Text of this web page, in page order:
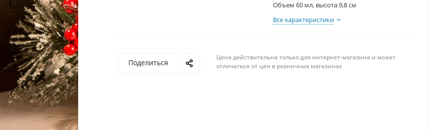
Объем 60 мл, высота 9,8 см
Все характеристики
Поделиться
Цена действительна только для интернет-магазина и может
отличаться от цен в розничных магазинах